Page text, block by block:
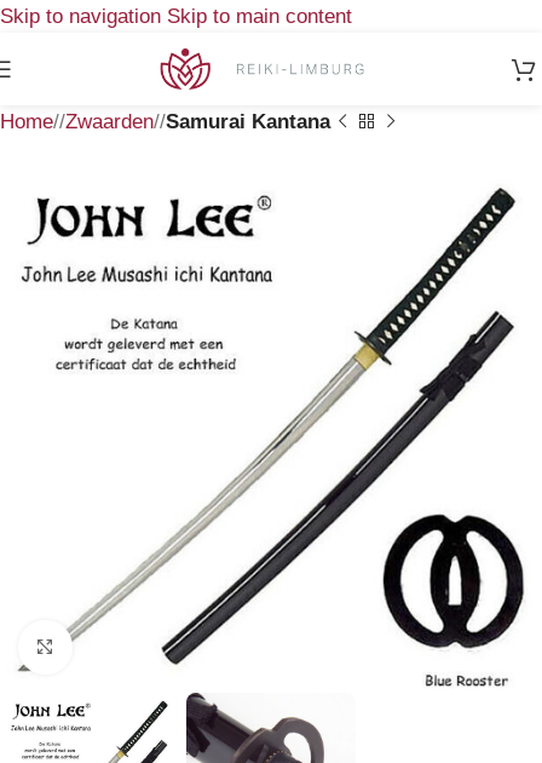
Skip to navigation Skip to main content
Home/ Zwaarden/ Samurai Kantana
Klik om te vergroten